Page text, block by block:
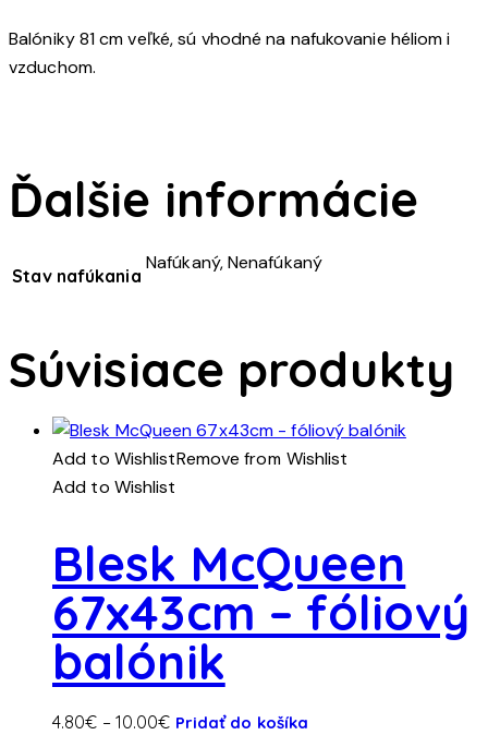
Balóniky 81 cm veľké, sú vhodné na nafukovanie héliom i
vzduchom.
Ďalšie informácie
Stav nafúkania
Nafúkaný, Nenafúkaný
Súvisiace produkty
Add to WishlistRemove from Wishlist
Add to Wishlist
Blesk McQueen
67x43cm – fóliový
balónik
4.80€ – 10.00€Price
Pridať do košíka